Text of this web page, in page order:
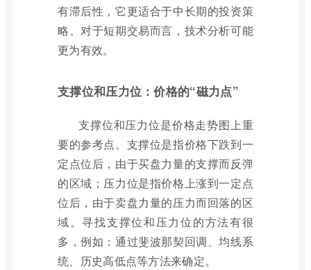
有滞后性，它更适合于中长期的投资策
略。对于短期交易而言，技术分析可能
更为有效。
支撑位和压力位：价格的“磁力点”
支撑位和压力位是价格走势图上重
要的参考点。支撑位是指价格下跌到一
定点位后，由于买盘力量的支撑而反弹
的区域；压力位是指价格上涨到一定点
位后，由于卖盘力量的压力而回落的区
域。寻找支撑位和压力位的方法有很
多，例如：通过斐波那契回调、均线系
统、历史高低点等方法来确定。